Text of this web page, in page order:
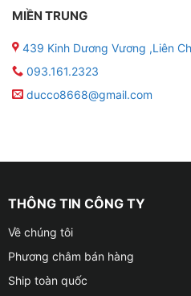
MIỀN TRUNG
439 Kinh Dương Vương ,Liên
093.161.2323
ducco8668@gmail.com
THÔNG TIN CÔNG TY
Về chúng tôi
Phương châm bán hàng
Ship toàn quốc